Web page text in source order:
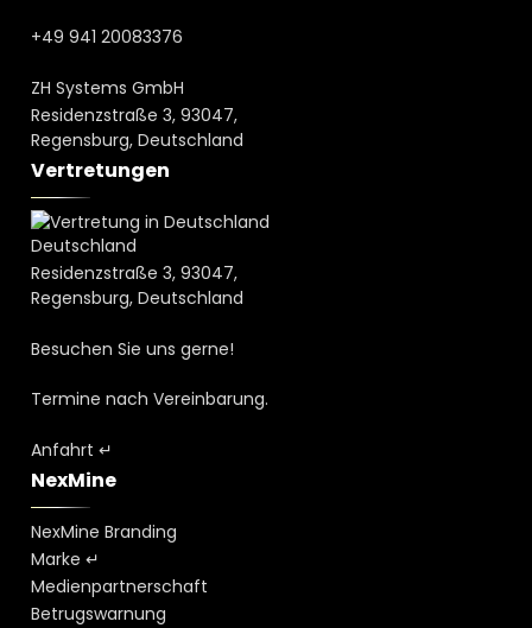
+49 941 20083376
ZH Systems GmbH
Residenzstraße 3, 93047,
Regensburg, Deutschland
Vertretungen
Deutschland
Residenzstraße 3, 93047,
Regensburg, Deutschland
Besuchen Sie uns gerne!
Termine nach Vereinbarung.
Anfahrt ↵
NexMine
NexMine Branding
Marke ↵
Medienpartnerschaft
Betrugswarnung